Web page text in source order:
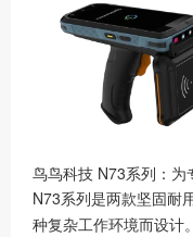
鸟鸟科技 N73系列：
N73系列是两款坚固耐
种复杂工作环境而设计